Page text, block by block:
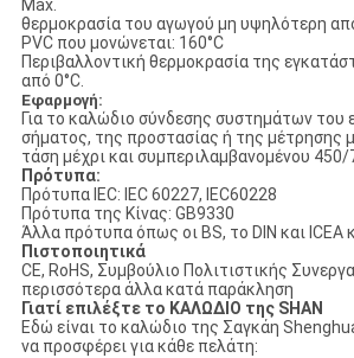
Max.
θερμοκρασία του αγωγού μη υψηλότερη
PVC που μονώνεται: 160°C
Περιβαλλοντική θερμοκρασία της
από 0°C.
Εφαρμογή:
Για το καλώδιο σύνδεσης συστημάτων του
σήματος, της προστασίας ή της μέτρησης
τάση μέχρι και συμπεριλαμβανομένου 450/
Πρότυπα:
Πρότυπα IEC: IEC 60227, IEC60228
Πρότυπα της Κίνας: GB9330
Άλλα πρότυπα όπως οι BS, το DIN και ICEA
Πιστοποιητικά
CE, RoHS, Συμβούλιο Πολιτιστικής
περισσότερα άλλα κατά παράκληση
Γιατί επιλέξτε το ΚΑΛΩΔΙΟ της SHAN
Εδώ είναι το καλώδιο της Σαγκάη
να προσφέρει για κάθε πελάτη: